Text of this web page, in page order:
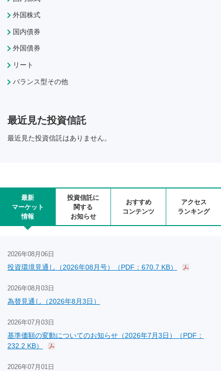
外国株式
国内債券
外国債券
リート
バランス型その他
最近見た投資信託
最近見た投資信託はありません。
最新
マーケット
情報
投資信託に
関する
お知らせ
おすすめ
コンテンツ
アクセス
ランキング
2026年08月06日
投資環境見通し（2026年08月号）（PDF：670.7 KB）
2026年08月03日
為替見通し（2026年8月3日）
2026年07月03日
基準価額の変動についてのお知らせ（2026年7月3日）（PDF：
232.2 KB）
2026年07月01日